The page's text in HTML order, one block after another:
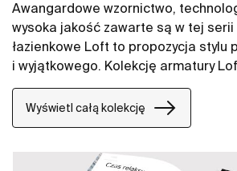
Awangardowe wzornictwo,
wysoka jakość zawarte są w tej
łazienkowe Loft to propozycja stylu
i wyjątkowego. Kolekcję armatury
oryginalność kształtów. Aranżują one
przestrzeń nadając jej wytworności i
Wyświetl całą kolekcję